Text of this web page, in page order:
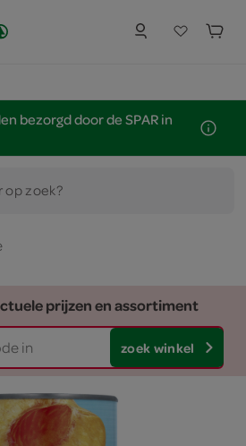
bezorgd door de SPAR in
op zoek?
prijzen en assortiment
zoek winkel